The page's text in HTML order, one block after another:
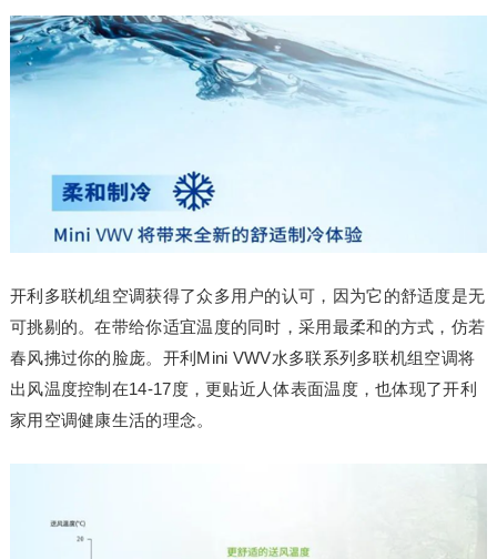
开利多联机组空调获得了众多用户的认可，因为它的舒适度是无
可挑剔的。在带给你适宜温度的同时，采用最柔和的方式，仿若
春风拂过你的脸庞。开利Mini VWV水多联系列多联机组空调将
出风温度控制在14-17度，更贴近人体表面温度，也体现了开利
家用空调健康生活的理念。